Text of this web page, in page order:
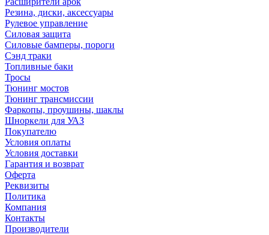
Резина, диски, аксессуары
Рулевое управление
Силовая защита
Силовые бамперы, пороги
Сэнд траки
Топливные баки
Тросы
Тюнинг мостов
Тюнинг трансмиссии
Фаркопы, проушины, шаклы
Шноркели для УАЗ
Покупателю
Условия оплаты
Условия доставки
Гарантия и возврат
Оферта
Реквизиты
Политика
Компания
Контакты
Производители